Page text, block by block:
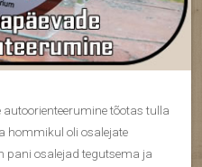
tõotas tulla
hommikul oli osalejate
pani osalejad tegutsema ja